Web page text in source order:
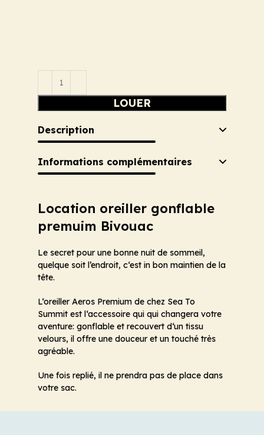
LOUER
Description
Informations complémentaires
Location oreiller gonflable
premuim Bivouac
Le secret pour une bonne nuit de sommeil,
quelque soit l’endroit, c‘est in bon maintien de la
tête.
L‘oreiller Aeros Premium de chez Sea To
Summit est l‘accessoire qui qui changera votre
aventure: gonflable et recouvert d‘un tissu
velours, il offre une douceur et un touché très
agréable.
Une fois replié, il ne prendra pas de place dans
votre sac.